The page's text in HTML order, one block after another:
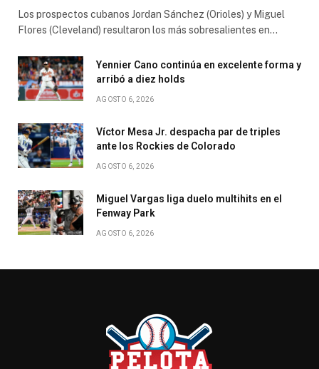
Los prospectos cubanos Jordan Sánchez (Orioles) y Miguel
Flores (Cleveland) resultaron los más sobresalientes en…
Yennier Cano continúa en excelente forma y
arribó a diez holds
AGOSTO 6, 2026
Víctor Mesa Jr. despacha par de triples
ante los Rockies de Colorado
AGOSTO 6, 2026
Miguel Vargas liga duelo multihits en el
Fenway Park
AGOSTO 6, 2026